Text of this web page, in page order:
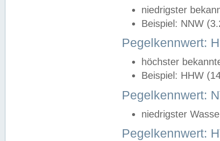
niedrigster
Beispiel: NNW
Pegelkennwert:
höchster
Beispiel: HHW
Pegelkennwert:
niedrigster
Pegelkennwert: